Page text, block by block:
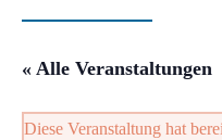
« Alle Veranstaltungen
Diese Veranstaltung hat